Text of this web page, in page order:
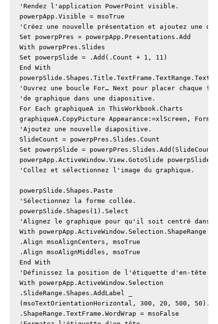
'Rendez l'application PowerPoint visible.
powerpApp.Visible = msoTrue
'Créez une nouvelle présentation et ajoutez une
Set powerpPres = powerpApp.Presentations.Add
With powerpPres.Slides
Set powerpSlide = .Add(.Count + 1, 11)
End With
'Ouvrez une boucle For… Next pour placer chaque
'de graphique dans une diapositive.
For Each graphiqueA in ThisWorkbook.Charts
graphiqueA.CopyPicture Appearance:=xlScreen,
'Ajoutez une nouvelle diapositive.
SlideCount = powerpPres.Slides.Count
Set powerpSlide =
powerpApp.ActiveWindow.View.GotoSlide
'Collez et sélectionnez l'image du graphique.
powerpSlide.Shapes.Paste
'Sélectionnez la forme collée.
powerpSlide.Shapes(1).Select
'Alignez le graphique pour qu'il soit centré dans
With powerpApp.ActiveWindow.Selection.ShapeRange
.Align msoAlignCenters, msoTrue
.Align msoAlignMiddles, msoTrue
End With
'Définissez la position de l'étiquette d'en-tête
With powerpApp.ActiveWindow.Selection
.SlideRange.Shapes.AddLabel _
(msoTextOrientationHorizontal, 300, 20, 500,
.ShapeRange.TextFrame.WordWrap = msoFalse